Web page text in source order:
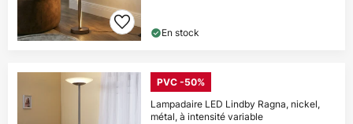
En stock
PVC -50%
Lampadaire LED Lindby Ragna, nickel,
métal, à intensité variable